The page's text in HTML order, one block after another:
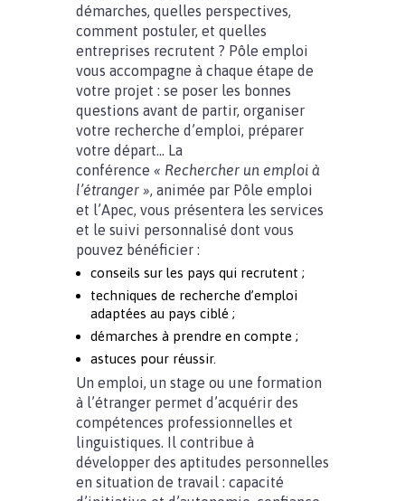
démarches, quelles perspectives,
comment postuler, et quelles
entreprises recrutent ? Pôle emploi
vous accompagne à chaque étape de
votre projet : se poser les bonnes
questions avant de partir, organiser
votre recherche d’emploi, préparer
votre départ… La
conférence « Rechercher un emploi à
l’étranger », animée par Pôle emploi
et l’Apec, vous présentera les services
et le suivi personnalisé dont vous
pouvez bénéficier :
conseils sur les pays qui recrutent ;
techniques de recherche d’emploi
adaptées au pays ciblé ;
démarches à prendre en compte ;
astuces pour réussir.
Un emploi, un stage ou une formation
à l’étranger permet d’acquérir des
compétences professionnelles et
linguistiques. Il contribue à
développer des aptitudes personnelles
en situation de travail : capacité